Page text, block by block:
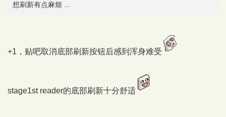
想刷新有点麻烦 ...
+1，贴吧取消底部刷新按钮后感到浑身难受
stage1st reader的底部刷新十分舒适